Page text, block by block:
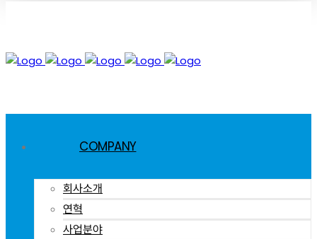
COMPANY
회사소개
연혁
사업분야